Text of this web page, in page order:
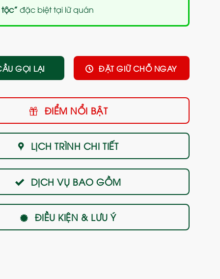
đặc biệt tại lữ quán
GỌI LẠI ĐẶT GIỮ CHỖ NGAY
ĐIỂM NỔI BẬT
LỊCH TRÌNH CHI TIẾT
DỊCH VỤ BAO GỒM
ĐIỀU KIỆN & LƯU Ý